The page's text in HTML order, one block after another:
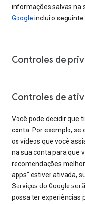
informações salvas na
Google inclui o seguinte:
Controles de
Controles de
Você pode decidir que
conta. Por exemplo, se
os vídeos que você
na sua conta para que
recomendações
apps" estiver ativada,
Serviços do Google
possa ter experiências